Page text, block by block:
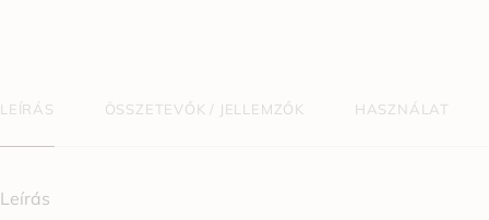
LEÍRÁS ÖSSZETEVŐK / JELLEMZŐK HASZNÁLAT
Leírás